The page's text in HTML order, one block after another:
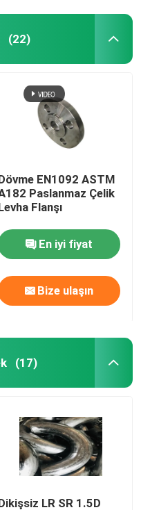
(22)
EN1092 ASTM
Paslanmaz Çelik
Flanşı
En iyi fiyat
Bize ulaşın
(17)
LR SR 1.5D